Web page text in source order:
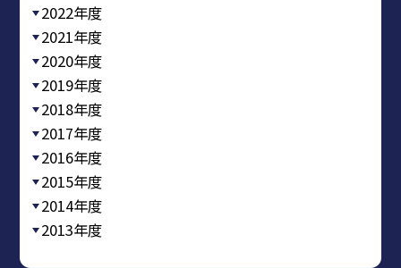
2022年度
2021年度
2020年度
2019年度
2018年度
2017年度
2016年度
2015年度
2014年度
2013年度